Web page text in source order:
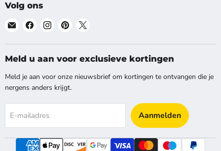
Volg ons
Vind
op
E-
Vind
op
Facebook
Vind
op
Instagram
Vind
op
Pinterest
op
X
Meld u aan voor exclusieve kortingen
Meld je aan voor onze nieuwsbrief om kortingen te ontvangen die je
nergens anders krijgt.
E-mailadres Aanmelden